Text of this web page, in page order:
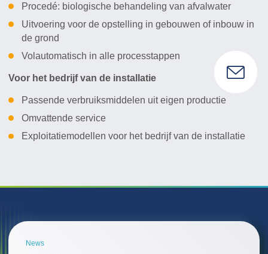
Procedé: biologische behandeling van afvalwater
Uitvoering voor de opstelling in gebouwen of inbouw in
de grond
Volautomatisch in alle processtappen
Voor het bedrijf van de installatie
Passende verbruiksmiddelen uit eigen productie
Omvattende service
Exploitatiemodellen voor het bedrijf van de installatie
News